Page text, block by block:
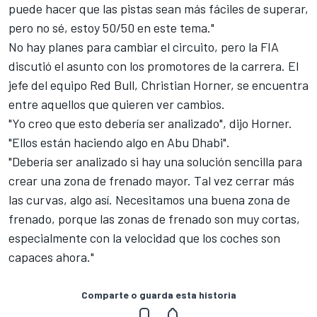
puede hacer que las pistas sean más fáciles de superar,
pero no sé, estoy 50/50 en este tema."
No hay planes para cambiar el circuito, pero la FIA
discutió el asunto con los promotores de la carrera. El
jefe del equipo Red Bull, Christian Horner, se encuentra
entre aquellos que quieren ver cambios.
"Yo creo que esto debería ser analizado", dijo Horner.
"Ellos están haciendo algo en Abu Dhabi".
"Debería ser analizado si hay una solución sencilla para
crear una zona de frenado mayor. Tal vez cerrar más
las curvas, algo así. Necesitamos una buena zona de
frenado, porque las zonas de frenado son muy cortas,
especialmente con la velocidad que los coches son
capaces ahora."
Comparte o guarda esta historia